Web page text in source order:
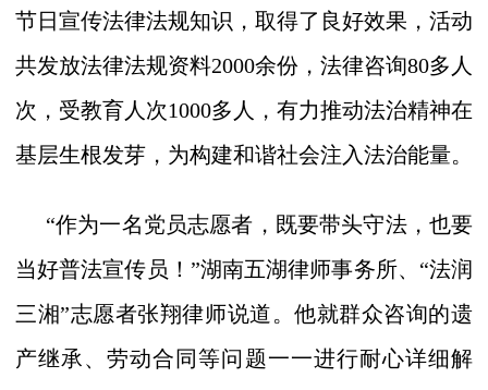
节日宣传法律法规知识，取得了良好效果，活动
共发放法律法规资料2000余份，法律咨询80多人
次，受教育人次1000多人，有力推动法治精神在
基层生根发芽，为构建和谐社会注入法治能量。
“作为一名党员志愿者，既要带头守法，也要
当好普法宣传员！”湖南五湖律师事务所、“法润
三湘”志愿者张翔律师说道。他就群众咨询的遗
产继承、劳动合同等问题一一进行耐心详细解